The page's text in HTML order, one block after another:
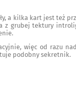
a kilka kart jest też
z grubej tektury
więc od razu
podobny sekretnik.